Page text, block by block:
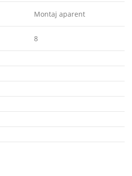
Montaj aparent
8